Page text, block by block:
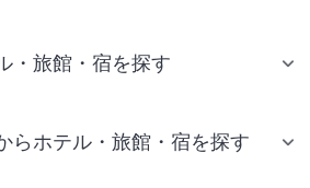
・旅館・宿を探す
らホテル・旅館・宿を探す